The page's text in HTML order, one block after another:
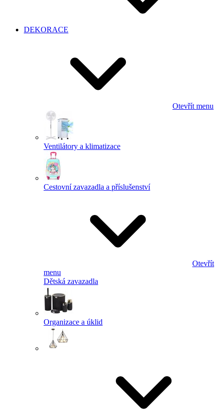
DEKORACE
Otevřít menu
Ventilátory a klimatizace
Cestovní zavazadla a příslušenství
Otevřít
menu
Dětská zavazadla
Organizace a úklid